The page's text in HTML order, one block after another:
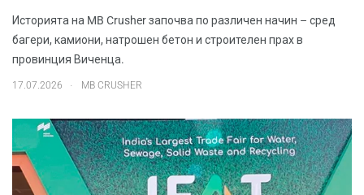
Историята на MB Crusher започва по различен начин – сред
багери, камиони, натрошен бетон и строителен прах в
провинция Виченца.
17.07.2026 . MB CRUSHER